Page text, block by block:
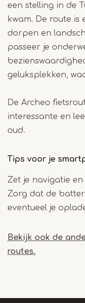
een stelling in de
kwam. De route is
dorpen en
passeer je
geluksplekken,
De Archeo
interessante en
oud.
Tips voor je
Zet je navigatie
Zorg dat de
eventueel je
Bekijk ook de
routes.